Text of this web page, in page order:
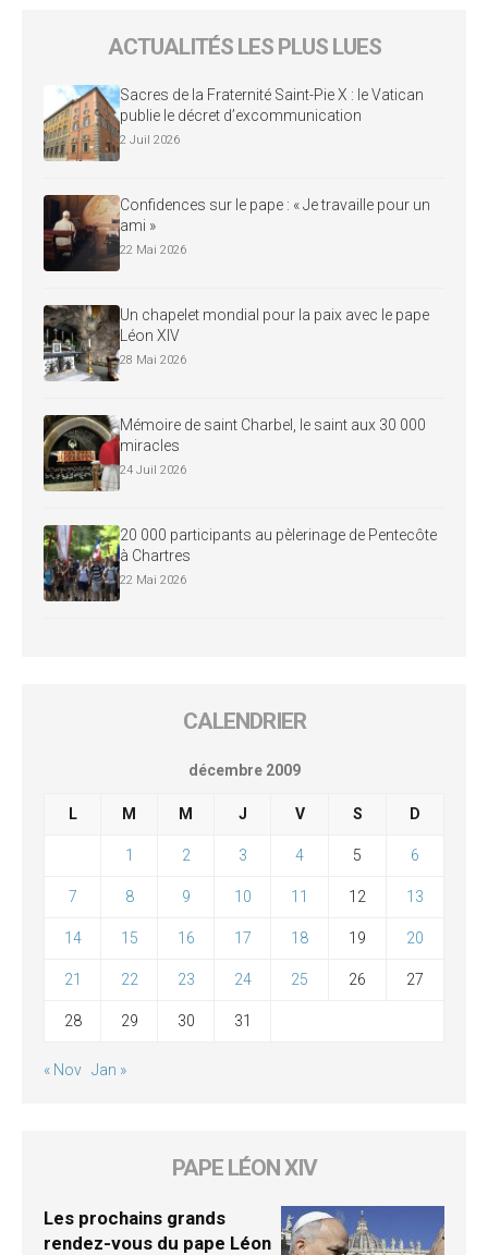
ACTUALITÉS LES PLUS LUES
Sacres de la Fraternité Saint-Pie X : le Vatican
publie le décret d’excommunication
2 Juil 2026
Confidences sur le pape : « Je travaille pour un
ami »
22 Mai 2026
Un chapelet mondial pour la paix avec le pape
Léon XIV
28 Mai 2026
Mémoire de saint Charbel, le saint aux 30 000
miracles
24 Juil 2026
20 000 participants au pèlerinage de Pentecôte
à Chartres
22 Mai 2026
CALENDRIER
décembre 2009
L M M J V S D
1 2 3 4 5 6
7 8 9 10 11 12 13
14 15 16 17 18 19 20
21 22 23 24 25 26 27
28 29 30 31
« Nov Jan »
PAPE LÉON XIV
Les prochains grands
rendez-vous du pape Léon